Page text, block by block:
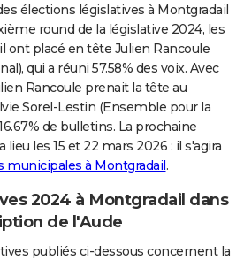
élections législatives à Montgradail
round de la législative 2024, les
ont placé en tête Julien Rancoule
qui a réuni 57.58% des voix. Avec
Rancoule prenait la tête au
Sorel-Lestin (Ensemble pour la
de bulletins. La prochaine
lieu les 15 et 22 mars 2026 : il s'agira
municipales à Montgradail.
2024 à Montgradail dans
de l'Aude
publiés ci-dessous concernent la